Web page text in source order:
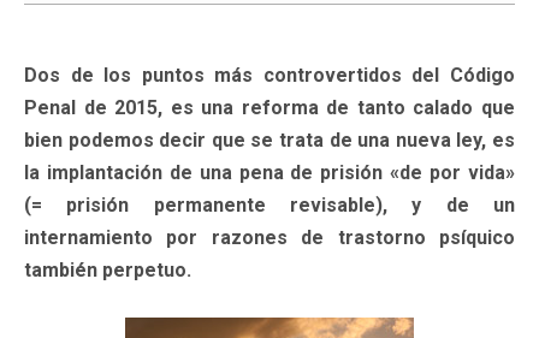
Dos de los puntos más controvertidos del Código
Penal de 2015, es una reforma de tanto calado que
bien podemos decir que se trata de una nueva ley, es
la implantación de una pena de prisión «de por vida»
(= prisión permanente revisable), y de un
internamiento por razones de trastorno psíquico
también perpetuo.